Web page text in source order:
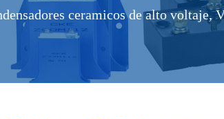
ceramicos de alto voltaje,